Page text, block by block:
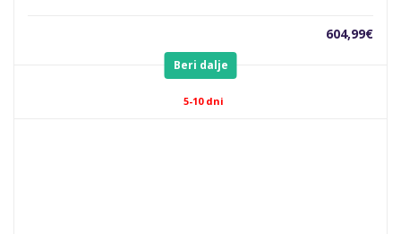
604,99€
Beri dalje
5-10 dni